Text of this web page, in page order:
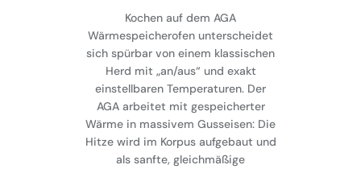
Kochen auf dem AGA
Wärmespeicherofen unterscheidet
sich spürbar von einem klassischen
Herd mit „an/aus“ und exakt
einstellbaren Temperaturen. Der
AGA arbeitet mit gespeicherter
Wärme in massivem Gusseisen: Die
Hitze wird im Korpus aufgebaut und
als sanfte, gleichmäßige